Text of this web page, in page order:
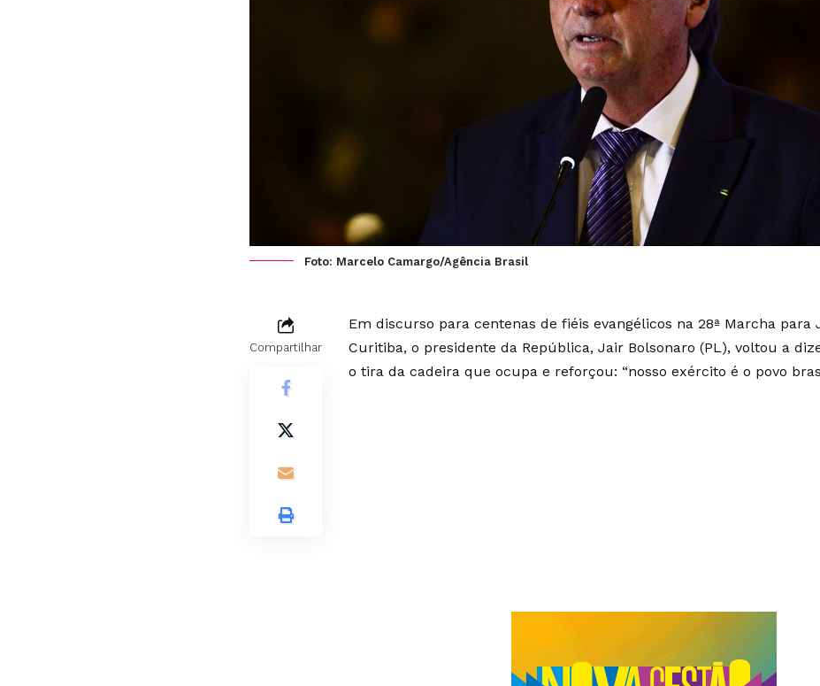
Foto: Marcelo Camargo/Agência Brasil
Compartilhar
Em discurso para centenas de fiéis evangélicos na 28ª Marcha para
Curitiba, o presidente da República, Jair Bolsonaro (PL), voltou a
o tira da cadeira que ocupa e reforçou: “nosso exército é o povo